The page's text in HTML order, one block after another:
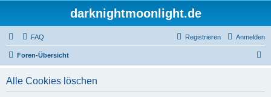
darknightmoonlight.de
FAQ Anmelden
Registrieren
Foren-Übersicht
Alle Cookies löschen